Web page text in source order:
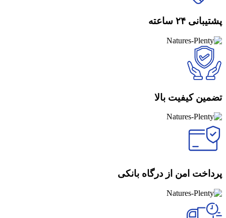
پشتیبانی ۲۴ ساعته
تضمین کیفیت بالا
پرداخت امن از درگاه بانکی